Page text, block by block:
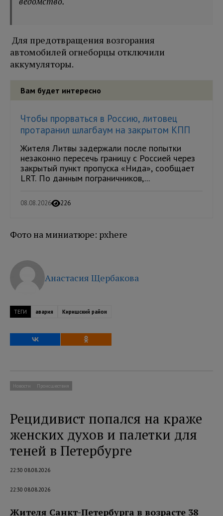
Для предотвращения возгорания
автомобилей огнеборцы отключили
аккумуляторы.
Вам будет интересно
Чтобы прорваться в Россию, литовец
протаранил шлагбаум на закрытом КПП
Жителя Литвы задержали после попытки
незаконно пересечь границу с Россией через
закрытый пункт пропуска «Нида», сообщает
LRT. По данным пограничников,...
08.08.2026 226
Фото на миниатюре: pxhere
Анастасия Щербакова
ТЕГИ авария Киришский район
Новости Происшествия
Рецидивист попался на краже
женских духов и палетки для
теней в Петербурге
22:30 08.08.2026
22:30 08.08.2026
Жителя Санкт-Петербурга в возрасте 38